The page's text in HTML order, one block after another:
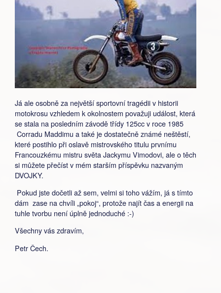
Já ale osobně za největší sportovní tragédii v historii
motokrosu vzhledem k okolnostem považuji událost, která
se stala na posledním závodě třídy 125cc v roce 1985
Corradu Maddimu a také je dostatečně známé neštěstí,
které postihlo při oslavě mistrovského titulu prvnímu
Francouzkému mistru světa Jackymu Vimodovi, ale o těch
si můžete přečíst v mém starším příspěvku nazvaným
DVOJKY.
Pokud jste dočetli až sem, velmi si toho vážím, já s tímto
dám zase na chvíli „pokoj“, protože najít čas a energii na
tuhle tvorbu není úplně jednoduché :-)
Všechny vás zdravím,
Petr Čech.